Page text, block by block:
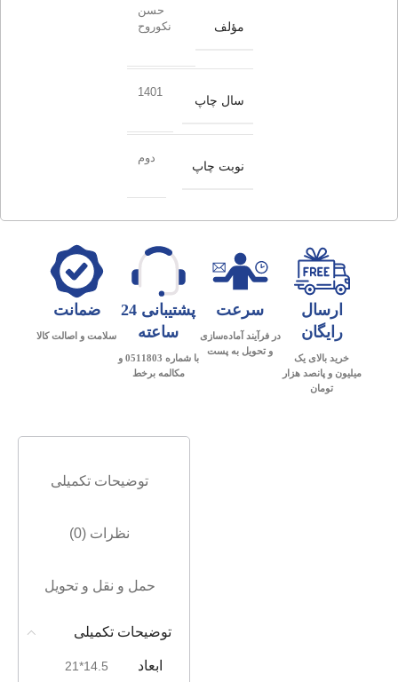
مؤلف
حسن
نکوروح
سال چاپ
1401
نوبت چاپ
دوم
ارسال
رایگان
خرید بالای یک
میلیون و پانصد هزار
تومان
سرعت
در فرآیند آماده‌سازی
و تحویل به پست
پشتیبانی 24
ساعته
با شماره 0511803 و
مکالمه برخط
ضمانت
سلامت و اصالت کالا
توضیحات تکمیلی
نظرات (0)
حمل و نقل و تحویل
توضیحات تکمیلی
ابعاد 14.5*21